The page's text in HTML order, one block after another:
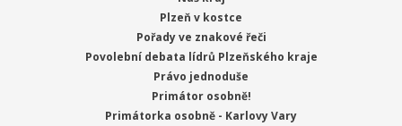
Plzeň v kostce
Pořady ve znakové řeči
Povolební debata lídrů Plzeňského kraje
Právo jednoduše
Primátor osobně!
Primátorka osobně - Karlovy Vary